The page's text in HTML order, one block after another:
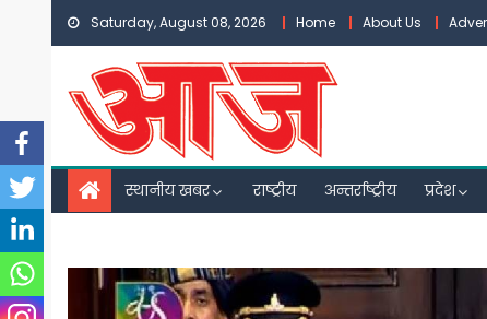
Skip
content
Saturday, August 08, 2026 Home About Us
स्थानीय खबर राष्ट्रीय अन्तर्राष्ट्रीय प्रदेश